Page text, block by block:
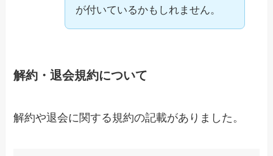
が付いているかもしれません。
解約・退会規約について
解約や退会に関する規約の記載がありました。